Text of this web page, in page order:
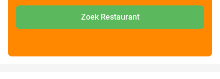
Zoek Restaurant